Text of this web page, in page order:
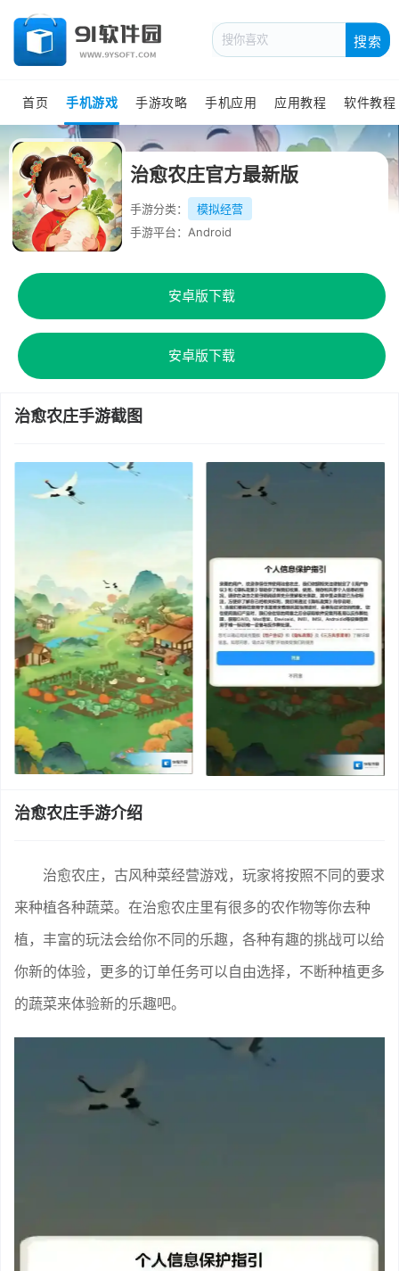
搜索
首页 手机游戏 手游攻略 手机应用 应用教程 软件教程
治愈农庄官方最新版
手游分类：
模拟经营
手游平台：Android
安卓版下载
安卓版下载
治愈农庄手游截图
治愈农庄手游介绍
治愈农庄，古风种菜经营游戏，玩家将按照不同的要求
来种植各种蔬菜。在治愈农庄里有很多的农作物等你去种
植，丰富的玩法会给你不同的乐趣，各种有趣的挑战可以给
你新的体验，更多的订单任务可以自由选择，不断种植更多
的蔬菜来体验新的乐趣吧。